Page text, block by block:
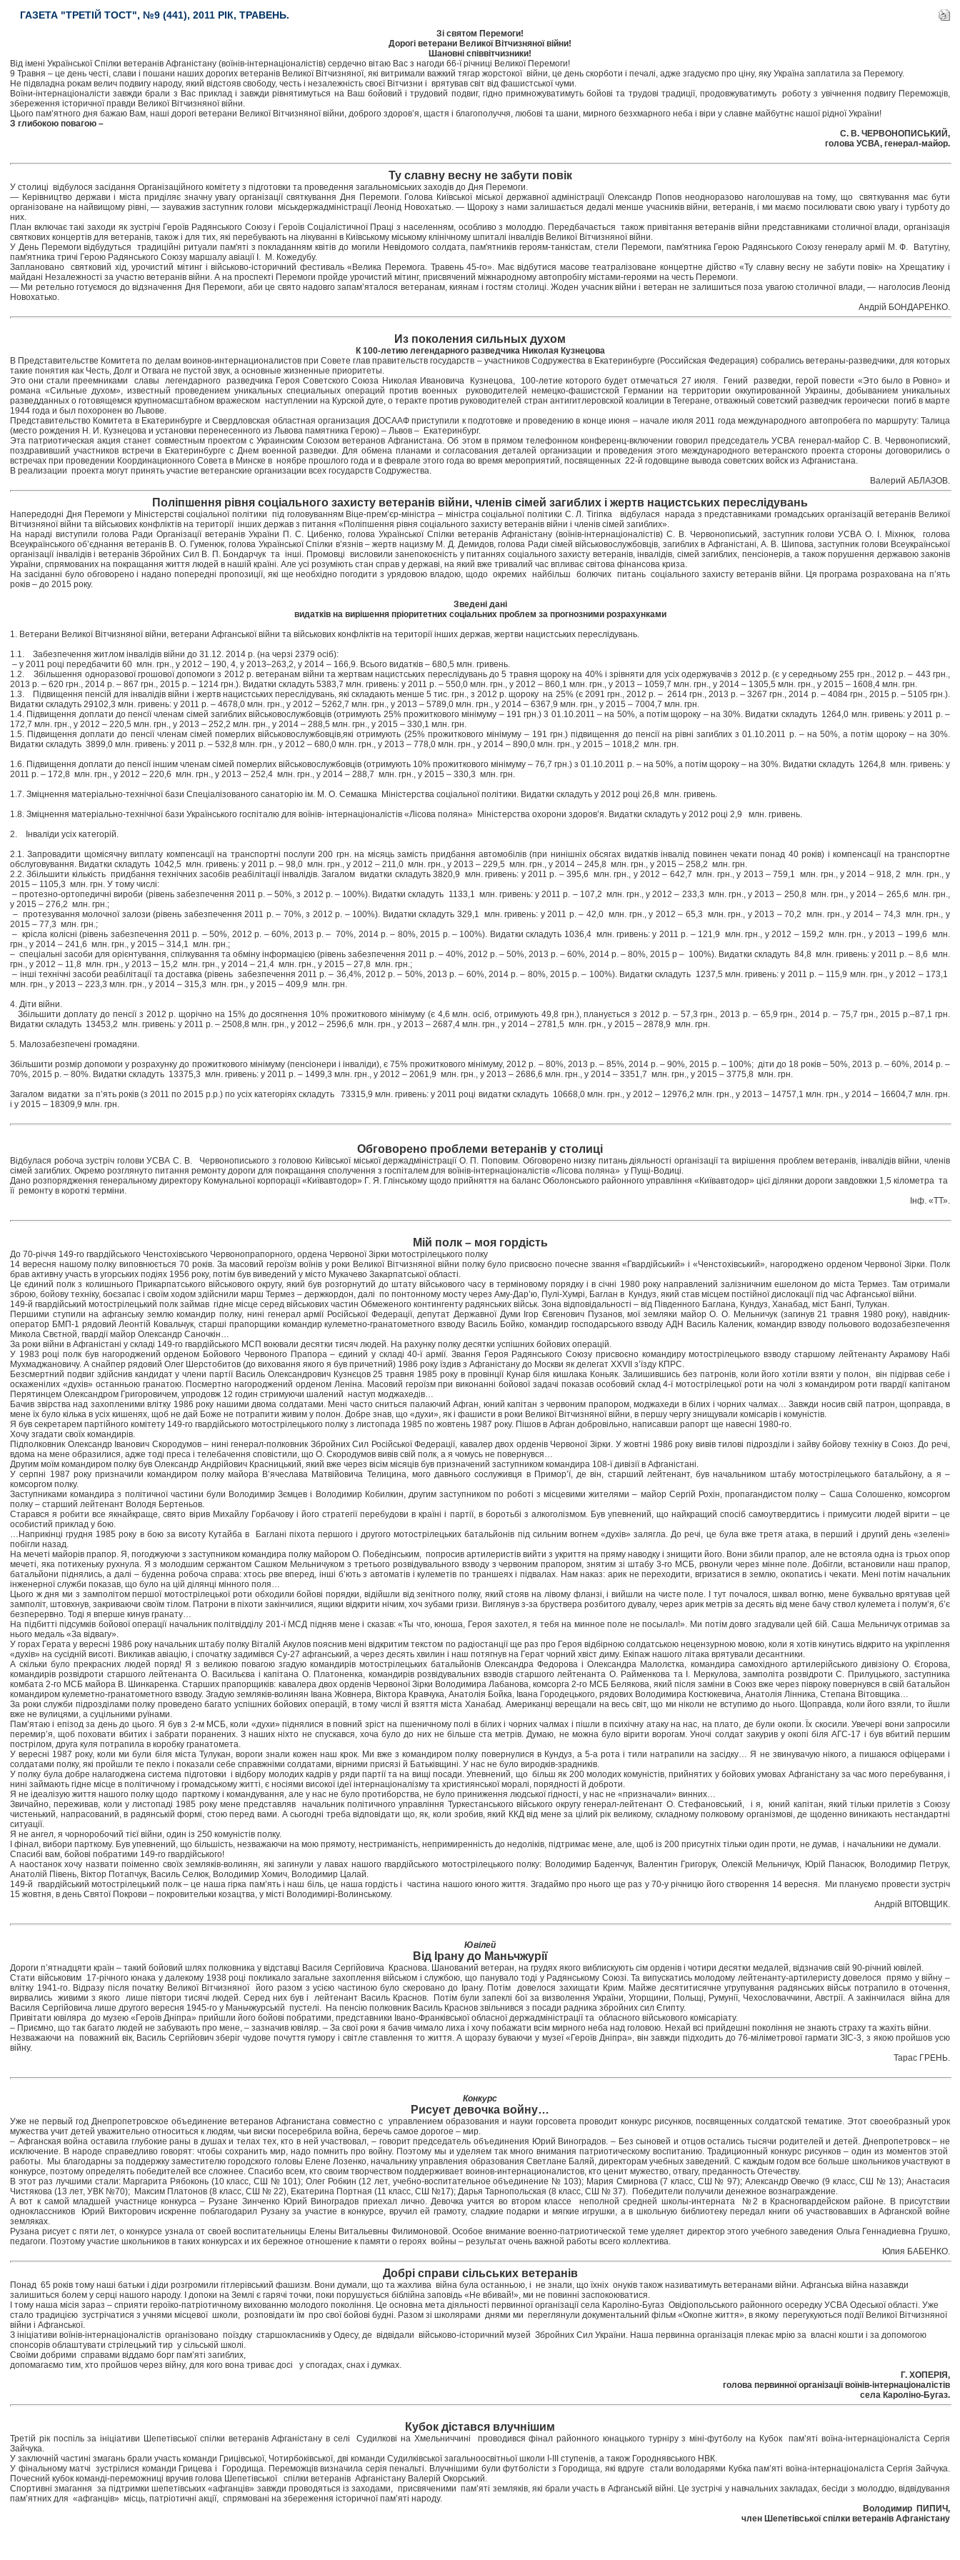
ГАЗЕТА "ТРЕТІЙ ТОСТ", №9 (441), 2011 РІК, ТРАВЕНЬ.
Зі святом Перемоги!
Дорогі ветерани Великої Вітчизняної війни!
Шановні співвітчизники!
Від імені Української Спілки ветеранів Афганістану (воїнів-інтернаціоналістів) сердечно вітаю Вас з нагоди 66-ї річниці Великої Перемоги!
9 Травня – це день честі, слави і пошани наших дорогих ветеранів Великої Вітчизняної, які витримали важкий тягар жорстокої війни, це день скорботи і печалі, адже згадуємо про ціну, яку Україна заплатила за Перемогу.
Не підвладна рокам велич подвигу народу, який відстояв свободу, честь і незалежність своєї Вітчизни і врятував світ від фашистської чуми.
Воїни-інтернаціоналісти завжди брали з Вас приклад і завжди рівнятимуться на Ваш бойовий і трудовий подвиг, гідно примножуватимуть бойові та трудові традиції, продовжуватимуть роботу з увічнення подвигу Переможців,
збереження історичної правди Великої Вітчизняної війни.
Цього пам’ятного дня бажаю Вам, наші дорогі ветерани Великої Вітчизняної війни, доброго здоров’я, щастя і благополуччя, любові та шани, мирного безхмарного неба і віри у славне майбутнє нашої рідної України!
З глибокою повагою –
С. В. ЧЕРВОНОПИСЬКИЙ,
голова УСВА, генерал-майор.
Ту славну весну не забути повік
У столиці відбулося засідання Організаційного комітету з підготовки та проведення загальноміських заходів до Дня Перемоги.
— Керівництво держави і міста приділяє значну увагу організації святкування Дня Перемоги. Голова Київської міської державної адміністрації Олександр Попов неодноразово наголошував на тому, що святкування має бути
організоване на найвищому рівні, — зауважив заступник голови міськдержадміністрації Леонід Новохатько. — Щороку з нами залишається дедалі менше учасників війни, ветеранів, і ми маємо посилювати свою увагу і турботу до
них.
План включає такі заходи як зустрічі Героїв Радянського Союзу і Героїв Соціалістичної Праці з населенням, особливо з молоддю. Передбачається також привітання ветеранів війни представниками столичної влади, організація
святкових концертів для ветеранів, також і для тих, які перебувають на лікуванні в Київському міському клінічному шпиталі інвалідів Великої Вітчизняної війни.
У День Перемоги відбудуться традиційні ритуали пам'яті з покладанням квітів до могили Невідомого солдата, пам'ятників героям-танкістам, стели Перемоги, пам'ятника Герою Радянського Союзу генералу армії М. Ф. Ватутіну,
пам'ятника тричі Герою Радянського Союзу маршалу авіації І. М. Кожедубу.
Заплановано святковий хід, урочистий мітинг і військово-історичний фестиваль «Велика Перемога. Травень 45-го». Має відбутися масове театралізоване концертне дійство «Ту славну весну не забути повік» на Хрещатику і
майдані Незалежності за участю ветеранів війни. А на проспекті Перемоги пройде урочистий мітинг, присвячений міжнародному автопробігу містами-героями на честь Перемоги.
— Ми ретельно готуємося до відзначення Дня Перемоги, аби це свято надовго запам’яталося ветеранам, киянам і гостям столиці. Жоден учасник війни і ветеран не залишиться поза увагою столичної влади, — наголосив Леонід
Новохатько.
Андрій БОНДАРЕНКО.
Из поколения сильных духом
К 100-летию легендарного разведчика Николая Кузнецова
В Представительстве Комитета по делам воинов-интернационалистов при Совете глав правительств государств – участников Содружества в Екатеринбурге (Российская Федерация) собрались ветераны-разведчики, для которых
такие понятия как Честь, Долг и Отвага не пустой звук, а основные жизненные приоритеты.
Это они стали преемниками славы легендарного разведчика Героя Советского Союза Николая Ивановича Кузнецова, 100-летие которого будет отмечаться 27 июля. Гений разведки, герой повести «Это было в Ровно» и
романа «Сильные духом», известный проведением уникальных специальных операций против военных руководителей немецко-фашистской Германии на территории оккупированной Украины, добыванием уникальных
разведданных о готовящемся крупномасштабном вражеском наступлении на Курской дуге, о теракте против руководителей стран антигитлеровской коалиции в Тегеране, отважный советский разведчик героически погиб в марте
1944 года и был похоронен во Львове.
Представительство Комитета в Екатеринбурге и Свердловская областная организация ДОСААФ приступили к подготовке и проведению в конце июня – начале июля 2011 года международного автопробега по маршруту: Талица
(место рождения Н. И. Кузнецова и установки перенесенного из Львова памятника Герою) – Львов – Екатеринбург.
Эта патриотическая акция станет совместным проектом с Украинским Союзом ветеранов Афганистана. Об этом в прямом телефонном конференц-включении говорил председатель УСВА генерал-майор С. В. Червонопиский,
поздравивший участников встречи в Екатеринбурге с Днем военной разведки. Для обмена планами и согласования деталей организации и проведения этого международного ветеранского проекта стороны договорились о
встречах при проведении Координационного Совета в Минске в ноябре прошлого года и в феврале этого года во время мероприятий, посвященных 22-й годовщине вывода советских войск из Афганистана.
В реализации проекта могут принять участие ветеранские организации всех государств Содружества.
Валерий АБЛАЗОВ.
Поліпшення рівня соціального захисту ветеранів війни, членів сімей загиблих і жертв нацистських переслідувань
Напередодні Дня Перемоги у Міністерстві соціальної політики під головуванням Віце-прем’єр-міністра – міністра соціальної політики С. Л. Тігіпка відбулася нарада з представниками громадських організацій ветеранів Великої
Вітчизняної війни та військових конфліктів на території інших держав з питання «Поліпшення рівня соціального захисту ветеранів війни і членів сімей загиблих».
На нараді виступили голова Ради Організації ветеранів України П. С. Цибенко, голова Української Спілки ветеранів Афганістану (воїнів-інтернаціоналістів) С. В. Червонописький, заступник голови УСВА О. І. Міхнюк, голова
Всеукраїнського об’єднання ветеранів В. О. Гуменюк, голова Української Спілки в’язнів – жертв нацизму М. Д. Демидов, голова Ради сімей військовослужбовців, загиблих в Афганістані, А. В. Шипова, заступник голови Всеукраїнської
організації інвалідів і ветеранів Збройних Сил В. П. Бондарчук та інші. Промовці висловили занепокоєність у питаннях соціального захисту ветеранів, інвалідів, сімей загиблих, пенсіонерів, а також порушення державою законів
України, спрямованих на покращання життя людей в нашій країні. Але усі розуміють стан справ у державі, на який вже тривалий час впливає світова фінансова криза.
На засіданні було обговорено і надано попередні пропозиції, які ще необхідно погодити з урядовою владою, щодо окремих найбільш болючих питань соціального захисту ветеранів війни. Ця програма розрахована на п’ять
років – до 2015 року.
Зведені дані
видатків на вирішення пріоритетних соціальних проблем за прогнозними розрахунками
1. Ветерани Великої Вітчизняної війни, ветерани Афганської війни та військових конфліктів на території інших держав, жертви нацистських переслідувань.
1.1. Забезпечення житлом інвалідів війни до 31.12. 2014 р. (на черзі 2379 осіб):
– у 2011 році передбачити 60 млн. грн., у 2012 – 190, 4, у 2013–263,2, у 2014 – 166,9. Всього видатків – 680,5 млн. гривень.
1.2. Збільшення одноразової грошової допомоги з 2012 р. ветеранам війни та жертвам нацистських переслідувань до 5 травня щороку на 40% і зрівняти для усіх одержувачів з 2012 р. (є у середньому 255 грн., 2012 р. – 443 грн.,
2013 р. – 620 грн., 2014 р. – 867 грн., 2015 р. – 1214 грн.). Видатки складуть 5383,7 млн. гривень: у 2011 р. – 550,0 млн. грн., у 2012 – 860,1 млн. грн., у 2013 – 1059,7 млн. грн., у 2014 – 1305,5 млн. грн., у 2015 – 1608,4 млн. грн.
1.3. Підвищення пенсій для інвалідів війни і жертв нацистських переслідувань, які складають менше 5 тис. грн., з 2012 р. щороку на 25% (є 2091 грн., 2012 р. – 2614 грн., 2013 р. – 3267 грн., 2014 р. – 4084 грн., 2015 р. – 5105 грн.).
Видатки складуть 29102,3 млн. гривень: у 2011 р. – 4678,0 млн. грн., у 2012 – 5262,7 млн. грн., у 2013 – 5789,0 млн. грн., у 2014 – 6367,9 млн. грн., у 2015 – 7004,7 млн. грн.
1.4. Підвищення доплати до пенсії членам сімей загиблих військовослужбовців (отримують 25% прожиткового мінімуму – 191 грн.) 3 01.10.2011 – на 50%, а потім щороку – на 30%. Видатки складуть 1264,0 млн. гривень: у 2011 р. –
172,7 млн. грн., у 2012 – 220,5 млн. грн., у 2013 – 252,2 млн. грн., у 2014 – 288,5 млн. грн., у 2015 – 330,1 млн. грн.
1.5. Підвищення доплати до пенсії членам сімей померлих військовослужбовців,які отримують (25% прожиткового мінімуму – 191 грн.) підвищення до пенсії на рівні загиблих з 01.10.2011 р. – на 50%, а потім щороку – на 30%.
Видатки складуть 3899,0 млн. гривень: у 2011 р. – 532,8 млн. грн., у 2012 – 680,0 млн. грн., у 2013 – 778,0 млн. грн., у 2014 – 890,0 млн. грн., у 2015 – 1018,2 млн. грн.
1.6. Підвищення доплати до пенсії іншим членам сімей померлих військовослужбовців (отримують 10% прожиткового мінімуму – 76,7 грн.) з 01.10.2011 р. – на 50%, а потім щороку – на 30%. Видатки складуть 1264,8 млн. гривень: у
2011 р. – 172,8 млн. грн., у 2012 – 220,6 млн. грн., у 2013 – 252,4 млн. грн., у 2014 – 288,7 млн. грн., у 2015 – 330,3 млн. грн.
1.7. Зміцнення матеріально-технічної бази Спеціалізованого санаторію ім. М. О. Семашка Міністерства соціальної політики. Видатки складуть у 2012 році 26,8 млн. гривень.
1.8. Зміцнення матеріально-технічної бази Українського госпіталю для воїнів- інтернаціоналістів «Лісова поляна» Міністерства охорони здоров’я. Видатки складуть у 2012 році 2,9 млн. гривень.
2. Інваліди усіх категорій.
2.1. Запровадити щомісячну виплату компенсації на транспортні послуги 200 грн. на місяць замість придбання автомобілів (при нинішніх обсягах видатків інвалід повинен чекати понад 40 років) і компенсації на транспортне
обслуговування. Видатки складуть 1042,5 млн. гривень: у 2011 р. – 98,0 млн. грн., у 2012 – 211,0 млн. грн., у 2013 – 229,5 млн. грн., у 2014 – 245,8 млн. грн., у 2015 – 258,2 млн. грн.
2.2. Збільшити кількість придбання технічних засобів реабілітації інвалідів. Загалом видатки складуть 3820,9 млн. гривень: у 2011 р. – 395,6 млн. грн., у 2012 – 642,7 млн. грн., у 2013 – 759,1 млн. грн., у 2014 – 918, 2 млн. грн., у
2015 – 1105,3 млн. грн. У тому числі:
– протезно-ортопедичні вироби (рівень забезпечення 2011 р. – 50%, з 2012 р. – 100%). Видатки складуть 1133,1 млн. гривень: у 2011 р. – 107,2 млн. грн., у 2012 – 233,3 млн. грн., у 2013 – 250,8 млн. грн., у 2014 – 265,6 млн. грн.,
у 2015 – 276,2 млн. грн.;
– протезування молочної залози (рівень забезпечення 2011 р. – 70%, з 2012 р. – 100%). Видатки складуть 329,1 млн. гривень: у 2011 р. – 42,0 млн. грн., у 2012 – 65,3 млн. грн., у 2013 – 70,2 млн. грн., у 2014 – 74,3 млн. грн., у
2015 – 77,3 млн. грн.;
– крісла колісні (рівень забезпечення 2011 р. – 50%, 2012 р. – 60%, 2013 р. – 70%, 2014 р. – 80%, 2015 р. – 100%). Видатки складуть 1036,4 млн. гривень: у 2011 р. – 121,9 млн. грн., у 2012 – 159,2 млн. грн., у 2013 – 199,6 млн.
грн., у 2014 – 241,6 млн. грн., у 2015 – 314,1 млн. грн.;
– спеціальні засоби для орієнтування, спілкування та обміну інформацією (рівень забезпечення 2011 р. – 40%, 2012 р. – 50%, 2013 р. – 60%, 2014 р. – 80%, 2015 р – 100%). Видатки складуть 84,8 млн. гривень: у 2011 р. – 8,6 млн.
грн., у 2012 – 11,8 млн. грн., у 2013 – 15,2 млн. грн., у 2014 – 21,4 млн. грн., у 2015 – 27,8 млн. грн.;
– інші технічні засоби реабілітації та доставка (рівень забезпечення 2011 р. – 36,4%, 2012 р. – 50%, 2013 р. – 60%, 2014 р. – 80%, 2015 р. – 100%). Видатки складуть 1237,5 млн. гривень: у 2011 р. – 115,9 млн. грн., у 2012 – 173,1
млн. грн., у 2013 – 223,3 млн. грн., у 2014 – 315,3 млн. грн., у 2015 – 409,9 млн. грн.
4. Діти війни.
Збільшити доплату до пенсії з 2012 р. щорічно на 15% до досягнення 10% прожиткового мінімуму (є 4,6 млн. осіб, отримують 49,8 грн.), планується з 2012 р. – 57,3 грн., 2013 р. – 65,9 грн., 2014 р. – 75,7 грн., 2015 р.–87,1 грн.
Видатки складуть 13453,2 млн. гривень: у 2011 р. – 2508,8 млн. грн., у 2012 – 2596,6 млн. грн., у 2013 – 2687,4 млн. грн., у 2014 – 2781,5 млн. грн., у 2015 – 2878,9 млн. грн.
5. Малозабезпечені громадяни.
Збільшити розмір допомоги у розрахунку до прожиткового мінімуму (пенсіонери і інваліди), є 75% прожиткового мінімуму, 2012 р. – 80%, 2013 р. – 85%, 2014 р. – 90%, 2015 р. – 100%; діти до 18 років – 50%, 2013 р. – 60%, 2014 р. –
70%, 2015 р. – 80%. Видатки складуть 13375,3 млн. гривень: у 2011 р. – 1499,3 млн. грн., у 2012 – 2061,9 млн. грн., у 2013 – 2686,6 млн. грн., у 2014 – 3351,7 млн. грн., у 2015 – 3775,8 млн. грн.
Загалом видатки за п’ять років (з 2011 по 2015 р.р.) по усіх категоріях складуть 73315,9 млн. гривень: у 2011 році видатки складуть 10668,0 млн. грн., у 2012 – 12976,2 млн. грн., у 2013 – 14757,1 млн. грн., у 2014 – 16604,7 млн. грн.
і у 2015 – 18309,9 млн. грн.
Обговорено проблеми ветеранів у столиці
Відбулася робоча зустріч голови УСВА С. В. Червонописького з головою Київської міської держадміністрації О. П. Поповим. Обговорено низку питань діяльності організації та вирішення проблем ветеранів, інвалідів війни, членів
сімей загиблих. Окремо розглянуто питання ремонту дороги для покращання сполучення з госпіталем для воїнів-інтернаціоналістів «Лісова поляна» у Пущі-Водиці.
Дано розпорядження генеральному директору Комунальної корпорації «Київавтодор» Г. Я. Глінському щодо прийняття на баланс Оболонського районного управління «Київавтодор» цієї ділянки дороги завдовжки 1,5 кілометра та
її ремонту в короткі терміни.
Інф. «ТТ».
Мій полк – моя гордість
До 70-річчя 149-го гвардійського Ченстохівського Червонопрапорного, ордена Червоної Зірки мотострілецького полку
14 вересня нашому полку виповнюється 70 років. За масовий героїзм воїнів у роки Великої Вітчизняної війни полку було присвоєно почесне звання «Гвардійський» і «Ченстохівський», нагороджено орденом Червоної Зірки. Полк
брав активну участь в угорських подіях 1956 року, потім був виведений у місто Мукачево Закарпатської області.
Це єдиний полк з колишнього Прикарпатського військового округу, який був розгорнутий до штату військового часу в терміновому порядку і в січні 1980 року направлений залізничним ешелоном до міста Термез. Там отримали
зброю, бойову техніку, боєзапас і своїм ходом здійснили марш Термез – держкордон, далі по понтонному мосту через Аму-Дар’ю, Пулі-Хумрі, Баглан в Кундуз, який став місцем постійної дислокації під час Афганської війни.
149-й гвардійський мотострілецький полк займав гідне місце серед військових частин Обмеженого контингенту радянських військ. Зона відповідальності – від Південного Баглана, Кундуз, Ханабад, міст Бангі, Тулукан.
Першими ступили на афганську землю командир полку, нині генерал армії Російської Федерації, депутат Державної Думи Ігор Євгенович Пузанов, мої земляки майор О. О. Мельничук (загинув 21 травня 1980 року), навідник-
оператор БМП-1 рядовий Леонтій Ковальчук, старші прапорщики командир кулеметно-гранатометного взводу Василь Бойко, командир господарського взводу АДН Василь Каленик, командир взводу польового водозабезпечення
Микола Свєтной, гвардії майор Олександр Саночкін…
За роки війни в Афганістані у складі 149-го гвардійського МСП воювали десятки тисяч людей. На рахунку полку десятки успішних бойових операцій.
У 1983 році полк був нагороджений орденом Бойового Червоного Прапора – єдиний у складі 40-ї армії. Звання Героя Радянського Союзу присвоєно командиру мотострілецького взводу старшому лейтенанту Акрамову Набі
Мухмаджановичу. А снайпер рядовий Олег Шерстобитов (до виховання якого я був причетний) 1986 року їздив з Афганістану до Москви як делегат XXVII з’їзду КПРС.
Безсмертний подвиг здійснив кандидат у члени партії Василь Олександрович Кузнєцов 25 травня 1985 року в провінції Кунар біля кишлака Коньяк. Залишившись без патронів, коли його хотіли взяти у полон, він підірвав себе і
оскаженілих «духів» останньою гранатою. Посмертно нагороджений орденом Леніна. Масовий героїзм при виконанні бойової задачі показав особовий склад 4-ї мотострілецької роти на чолі з командиром роти гвардії капітаном
Перятинцем Олександром Григоровичем, упродовж 12 годин стримуючи шалений наступ моджахедів…
Бачив звірства над захопленими влітку 1986 року нашими двома солдатами. Мені часто сниться палаючий Афган, юний капітан з червоним прапором, моджахеди в білих і чорних чалмах… Завжди носив свій патрон, щоправда, в
мене їх було кілька в усіх кишенях, щоб не дай Боже не потрапити живим у полон. Добре знав, що «духи», як і фашисти в роки Великої Вітчизняної війни, в першу чергу знищували комісарів і комуністів.
Я був секретарем партійного комітету 149-го гвардійського мотострілецького полку з листопада 1985 по жовтень 1987 року. Пішов в Афган добровільно, написавши рапорт ще навесні 1980-го.
Хочу згадати своїх командирів.
Підполковник Олександр Іванович Скородумов – нині генерал-полковник Збройних Сил Російської Федерації, кавалер двох орденів Червоної Зірки. У жовтні 1986 року вивів тилові підрозділи і зайву бойову техніку в Союз. До речі,
вдома на мене образилися, адже тоді преса і телебачення сповістили, що О. Скородумов вивів свій полк, а я чомусь не повернувся…
Другим моїм командиром полку був Олександр Андрійович Красницький, який вже через вісім місяців був призначений заступником командира 108-ї дивізії в Афганістані.
У серпні 1987 року призначили командиром полку майора В’ячеслава Матвійовича Телицина, мого давнього сослуживця в Примор’ї, де він, старший лейтенант, був начальником штабу мотострілецького батальйону, а я –
комсоргом полку.
Заступниками командира з політичної частини були Володимир Зємцев і Володимир Кобилкин, другим заступником по роботі з місцевими жителями – майор Сергій Рохін, пропагандистом полку – Саша Солошенко, комсоргом
полку – старший лейтенант Володя Бертеньов.
Старався я робити все якнайкраще, свято вірив Михайлу Горбачову і його стратегії перебудови в країні і партії, в боротьбі з алкоголізмом. Був упевнений, що найкращий спосіб самоутвердитись і примусити людей вірити – це
особистий приклад у бою.
…Наприкінці грудня 1985 року в бою за висоту Кутайба в Баглані піхота першого і другого мотострілецьких батальйонів під сильним вогнем «духів» залягла. До речі, це була вже третя атака, в перший і другий день «зелені»
побігли назад.
На мечеті майорів прапор. Я, погоджуючи з заступником командира полку майором О. Победінським, попросив артилеристів вийти з укриття на пряму наводку і знищити його. Вони збили прапор, але не встояла одна із трьох опор
мечеті, яка потихеньку рухнула. Я з молодшим сержантом Сашком Мельничуком з третього розвідувального взводу з червоним прапором, знятим зі штабу 3-го МСБ, рвонули через мінне поле. Добігли, встановили наш прапор,
батальйони піднялись, а далі – буденна робоча справа: хтось рве вперед, інші б’ють з автоматів і кулеметів по траншеях і підвалах. Нам наказ: арик не переходити, вгризатися в землю, окопатись і чекати. Мені потім начальник
інженерної служби показав, що було на цій ділянці мінного поля…
Цього ж дня ми з замполітом першої мотострілецької роти обходили бойові порядки, відійшли від зенітного полку, який стояв на лівому фланзі, і вийшли на чисте поле. І тут почалося, шквал вогню, мене буквально врятував цей
замполіт, штовхнув, закриваючи своїм тілом. Патрони в піхоти закінчилися, ящики відкрити нічим, хоч зубами гризи. Виглянув з-за бруствера розбитого дувалу, через арик метрів за десять від мене бачу ствол кулемета і полум’я, б’є
безперервно. Тоді я вперше кинув гранату…
На підбитті підсумків бойової операції начальник політвідділу 201-ї МСД підняв мене і сказав: «Ты что, юноша, Героя захотел, я тебя на минное поле не посылал!». Ми потім довго згадували цей бій. Саша Мельничук отримав за
нього медаль «За відвагу».
У горах Герата у вересні 1986 року начальник штабу полку Віталій Акулов пояснив мені відкритим текстом по радіостанції ще раз про Героя відбірною солдатською нецензурною мовою, коли я хотів кинутись відкрито на укріплення
«духів» на сусідній висоті. Викликав авіацію, і спочатку задимівся Су-27 афганський, а через десять хвилин і наш потягнув на Герат чорний хвіст диму. Екіпаж нашого літака врятували десантники.
А скільки було прекрасних людей поряд! Я з великою повагою згадую командирів мотострілецьких батальйонів Олександра Федорова і Олександра Малолєтка, командира самохідного артилерійського дивізіону О. Єгорова,
командирів розвідроти старшого лейтенанта О. Васильєва і капітана О. Платоненка, командирів розвідувальних взводів старшого лейтенанта О. Райменкова та І. Меркулова, замполіта розвідроти С. Прилуцького, заступника
комбата 2-го МСБ майора В. Шинкаренка. Старших прапорщиків: кавалера двох орденів Червоної Зірки Володимира Лабанова, комсорга 2-го МСБ Белякова, який після заміни в Союз вже через півроку повернувся в свій батальйон
командиром кулеметно-гранатометного взводу. Згадую земляків-волинян Івана Жовнера, Віктора Кравчука, Анатолія Бойка, Івана Городецького, рядових Володимира Костюкевича, Анатолія Лінника, Степана Вітовщика…
За роки служби підрозділами полку проведено багато успішних бойових операцій, в тому числі й взяття міста Ханабад. Американці верещали на весь світ, що ми ніколи не вступимо до нього. Щоправда, коли його взяли, то йшли
вже не вулицями, а суцільними руїнами.
Пам’ятаю і епізод за день до цього. Я був з 2-м МСБ, коли «духи» піднялися в повний зріст на пшеничному полі в білих і чорних чалмах і пішли в психічну атаку на нас, на плато, де були окопи. Їх скосили. Увечері вони запросили
перемир’я, щоб поховати вбитих і забрати поранених. З наших ніхто не спускався, хоча було до них не більше ста метрів. Думаю, не можна було вірити ворогам. Уночі солдат закурив у окопі біля АГС-17 і був вбитий першим
пострілом, друга куля потрапила в коробку гранатомета.
У вересні 1987 року, коли ми були біля міста Тулукан, вороги знали кожен наш крок. Ми вже з командиром полку повернулися в Кундуз, а 5-а рота і тили натрапили на засідку… Я не звинувачую нікого, а пишаюся офіцерами і
солдатами полку, які пройшли те пекло і показали себе справжніми солдатами, вірними присязі й Батьківщині. У нас не було виродків-зрадників.
У полку була добре налагоджена система підготовки і відбору молодих кадрів у ряди партії та на вищі посади. Упевнений, що більш як 200 молодих комуністів, прийнятих у бойових умовах Афганістану за час мого перебування, і
нині займають гідне місце в політичному і громадському житті, є носіями високої ідеї інтернаціоналізму та християнської моралі, порядності й доброти.
Я не ідеалізую життя нашого полку щодо парткому і командування, але у нас не було протиборства, не було приниження людської гідності, у нас не «призначали» винних…
Звичайно, переживав, коли у листопаді 1985 року мене представляв начальник політичного управління Туркестанського війського округу генерал-лейтенант О. Стефановський, і я, юний капітан, який тільки прилетів з Союзу
чистенький, напрасований, в радянській формі, стою перед вами. А сьогодні треба відповідати що, як, коли зробив, який ККД від мене за цілий рік великому, складному полковому організмові, де щоденно виникають нестандартні
ситуації.
Я не ангел, я чорноробочий тієї війни, один із 250 комуністів полку.
І фінал, вибори парткому. Був упевнений, що більшість, незважаючи на мою прямоту, нестриманість, непримиренність до недоліків, підтримає мене, але, щоб із 200 присутніх тільки один проти, не думав, і начальники не думали.
Спасибі вам, бойові побратими 149-го гвардійського!
А наостанок хочу назвати поіменно своїх земляків-волинян, які загинули у лавах нашого гвардійського мотострілецького полку: Володимир Баденчук, Валентин Григорук, Олексій Мельничук, Юрій Панасюк, Володимир Петрук,
Анатолій Півень, Віктор Потапчук, Василь Селюк, Володимир Хомич, Володимир Цалай.
149-й гвардійський мотострілецький полк – це наша гірка пам’ять і наш біль, це наша гордість і частина нашого юного життя. Згадаймо про нього ще раз у 70-у річницю його створення 14 вересня. Ми плануємо провести зустріч
15 жовтня, в день Святої Покрови – покровительки козацтва, у місті Володимирі-Волинському.
Андрій ВІТОВЩИК.
Ювілей
Від Ірану до Маньчжурії
Дороги п’ятнадцяти країн – такий бойовий шлях полковника у відставці Василя Сергійовича Краснова. Шанований ветеран, на грудях якого виблискують сім орденів і чотири десятки медалей, відзначив свій 90-річний ювілей.
Стати військовим 17-річного юнака у далекому 1938 році покликало загальне захоплення військом і службою, що панувало тоді у Радянському Союзі. Та випускатись молодому лейтенанту-артилеристу довелося прямо у війну –
влітку 1941-го. Відразу після початку Великої Вітчизняної його разом з усією частиною було скеровано до Ірану. Потім довелося захищати Крим. Майже десятитисячне угрупування радянських військ потрапило в оточення,
вирвались живими з якого лише півтори тисячі людей. Серед них був і лейтенант Василь Краснов. Потім були запеклі бої за визволення України, Угорщини, Польщі, Румунії, Чехословаччини, Австрії. А закінчилася війна для
Василя Сергійовича лише другого вересня 1945-го у Маньчжурській пустелі. На пенсію полковник Василь Краснов звільнився з посади радника збройних сил Єгипту.
Привітати ювіляра до музею «Героїв Дніпра» прийшли його бойові побратими, представники Івано-Франківської обласної держадміністрації та обласного військового комісаріату.
– Приємно, що так багато людей не забувають про мене, – зазначив ювіляр. – За свої роки я бачив чимало лиха і хочу побажати всім мирного неба над головою. Нехай всі прийдешні покоління не знають страху та жахіть війни.
Незважаючи на поважний вік, Василь Сергійович зберіг чудове почуття гумору і світле ставлення то життя. А щоразу буваючи у музеї «Героїв Дніпра», він завжди підходить до 76-міліметрової гармати ЗІС-3, з якою пройшов усю
війну.
Тарас ГРЕНЬ.
Конкурс
Рисует девочка войну…
Уже не первый год Днепропетровское объединение ветеранов Афганистана совместно с управлением образования и науки горсовета проводит конкурс рисунков, посвященных солдатской тематике. Этот своеобразный урок
мужества учит детей уважительно относиться к людям, чьи виски посеребрила война, беречь самое дорогое – мир.
– Афганская война оставила глубокие раны в душах и телах тех, кто в ней участвовал, – говорит председатель объединения Юрий Виноградов. – Без сыновей и отцов остались тысячи родителей и детей. Днепропетровск – не
исключение. В народе справедливо говорят: чтобы сохранить мир, надо помнить про войну. Поэтому мы и уделяем так много внимания патриотическому воспитанию. Традиционный конкурс рисунков – один из моментов этой
работы. Мы благодарны за поддержку заместителю городского головы Елене Лозенко, начальнику управления образования Светлане Баляй, директорам учебных заведений. С каждым годом все больше школьников участвуют в
конкурсе, поэтому определять победителей все сложнее. Спасибо всем, кто своим творчеством поддерживает воинов-интернационалистов, кто ценит мужество, отвагу, преданность Отечеству.
В этот раз лучшими стали: Маргарита Рябоконь (10 класс, CШ № 101); Олег Робкин (12 лет, учебно-воспитательное объединение № 103); Мария Смирнова (7 класс, СШ № 97); Александр Овечко (9 класс, СШ № 13); Анастасия
Чистякова (13 лет, УВК №70); Максим Платонов (8 класс, СШ № 22), Екатерина Портная (11 класс, СШ №17); Дарья Тарнопольская (8 класс, СШ № 37). Победители получили денежное вознаграждение.
А вот к самой младшей участнице конкурса – Рузане Зинченко Юрий Виноградов приехал лично. Девочка учится во втором классе неполной средней школы-интерната №2 в Красногвардейском районе. В присутствии
одноклассников Юрий Викторович искренне поблагодарил Рузану за участие в конкурсе, вручил ей грамоту, сладкие подарки и мягкие игрушки, а в школьную библиотеку передал книги об участвовавших в Афганской войне
земляках.
Рузана рисует с пяти лет, о конкурсе узнала от своей воспитательницы Елены Витальевны Филимоновой. Особое внимание военно-патриотической теме уделяет директор этого учебного заведения Ольга Геннадиевна Грушко,
педагоги. Поэтому участие школьников в таких конкурсах и их бережное отношение к памяти о героях войны – результат очень важной работы всего коллектива.
Юлия БАБЕНКО.
Добрі справи сільських ветеранів
Понад 65 років тому наші батьки і діди розгромили гітлерівський фашизм. Вони думали, що та жахлива війна була останньою, і не знали, що їхніх онуків також називатимуть ветеранами війни. Афганська війна назавжди
залишиться болем у серці нашого народу. І допоки на Землі є гарячі точки, поки порушується біблійна заповідь «Не вбивай!», ми не повинні заспокоюватися.
І тому наша місія зараз – сприяти героїко-патріотичному вихованню молодого покоління. Це основна мета діяльності первинної організації села Кароліно-Бугаз Овідіопольського районного осередку УСВА Одеської області. Уже
стало традицією зустрічатися з учнями місцевої школи, розповідати їм про свої бойові будні. Разом зі школярами днями ми переглянули документальний фільм «Окопне життя», в якому перегукуються події Великої Вітчизняної
війни і Афганської.
З ініціативи воїнів-інтернаціоналістів організовано поїздку старшокласників у Одесу, де відвідали військово-історичний музей Збройних Сил України. Наша первинна організація плекає мрію за власні кошти і за допомогою
спонсорів облаштувати стрілецький тир у сільській школі.
Своїми добрими справами віддамо борг пам’яті загиблих,
допомагаємо тим, хто пройшов через війну, для кого вона триває досі у спогадах, снах і думках.
Г. ХОПЕРІЯ,
голова первинної організації воїнів-інтернаціоналістів
села Кароліно-Бугаз.
Кубок дістався влучнішим
Третій рік поспіль за ініціативи Шепетівської спілки ветеранів Афганістану в селі Судилкові на Хмельниччині проводився фінал районного юнацького турніру з міні-футболу на Кубок пам’яті воїна-інтернаціоналіста Сергія
Зайчука.
У заключній частині змагань брали участь команди Грицівської, Чотирбоківської, дві команди Судилківської загальноосвітньої школи І-ІІІ ступенів, а також Городнявського НВК.
У фінальному матчі зустрілися команди Грицева і Городища. Переможців визначила серія пенальті. Влучнішими були футболісти з Городища, які вдруге стали володарями Кубка пам’яті воїна-інтернаціоналіста Сергія Зайчука.
Почесний кубок команді-переможниці вручив голова Шепетівської спілки ветеранів Афганістану Валерій Окорський.
Спортивні змагання за підтримки шепетівських «афганців» завжди проводяться із заходами, присвяченими пам’яті земляків, які брали участь в Афганській війні. Це зустрічі у навчальних закладах, бесіди з молоддю, відвідування
пам’ятних для «афганців» місць, патріотичні акції, спрямовані на збереження історичної пам’яті народу.
Володимир ПИПИЧ,
член Шепетівської спілки ветеранів Афганістану